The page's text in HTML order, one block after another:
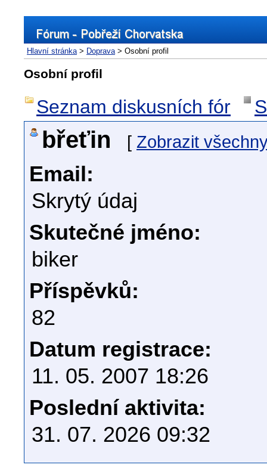
Hlavní stránka> Doprava> Osobní profil
Osobní profil
Seznam diskusních fór
břeťin [ Zobrazit
Email:
Skrytý údaj
Skutečné jméno:
biker
Příspěvků:
82
Datum registrace:
11. 05. 2007 18:26
Poslední aktivita:
31. 07. 2026 09:32